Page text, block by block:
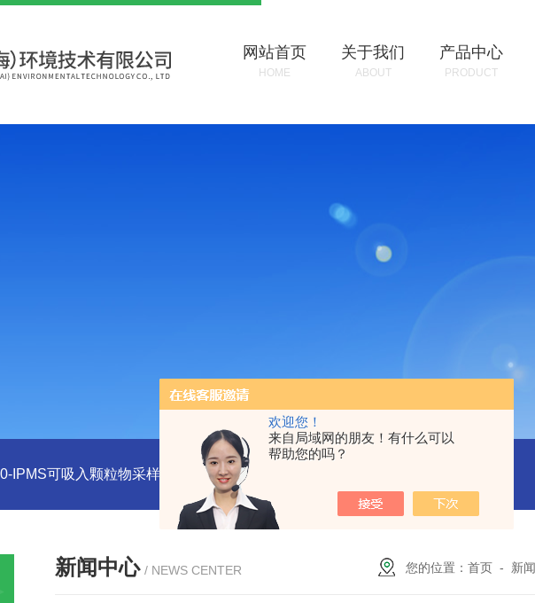
欢迎您！
来自局域网的朋友！有什么可以
帮助您的吗？
网站首页
HOME
关于我们
ABOUT
产品中心
PRODUCT
IPMS可吸入颗粒物采样器 DryCal 800美国MesaLabs 气体质量流量计 CQB300
新闻中心 / NEWS CENTER 您的位置： 首页 - 新